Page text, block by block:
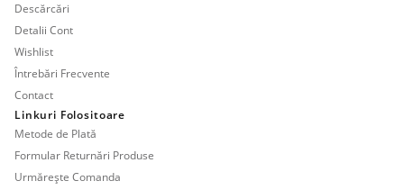
Descărcări
Detalii Cont
Wishlist
Întrebări Frecvente
Contact
Linkuri Folositoare
Metode de Plată
Formular Returnări Produse
Urmărește Comanda